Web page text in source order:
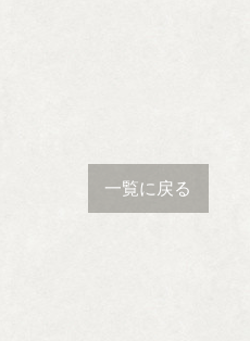
一覧に戻る